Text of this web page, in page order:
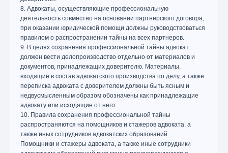
8. Адвокаты, осуществляющие профессиональную
деятельность совместно на основании партнерского договора,
при оказании юридической помощи должны руководствоваться
правилом о распространении тайны на всех партнеров.
9. В целях сохранения профессиональной тайны адвокат
должен вести делопроизводство отдельно от материалов и
документов, принадлежащих доверителю. Материалы,
входящие в состав адвокатского производства по делу, а также
переписка адвоката с доверителем должны быть ясным и
недвусмысленным образом обозначены как принадлежащие
адвокату или исходящие от него.
10. Правила сохранения профессиональной тайны
распространяются на помощников и стажеров адвоката, а
также иных сотрудников адвокатских образований.
Помощники и стажеры адвоката, а также иные сотрудники